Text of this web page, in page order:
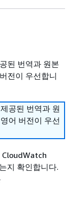
된 번역과 원본
전이 우선합니
공된 번역과 원
어 버전이 우선
CloudWatch
지 확인합니다.